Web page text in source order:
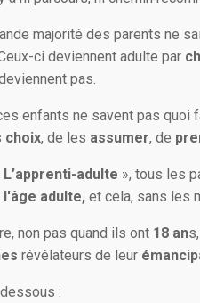
majorité des parents ne
Ceux-ci deviennent adulte par
pas.
enfants ne savent pas quoi
choix, de les assumer, de
L’apprenti-adulte », tous les
adulte, et cela, sans les
non pas quand ils ont 18 an
révélateurs de leur
: